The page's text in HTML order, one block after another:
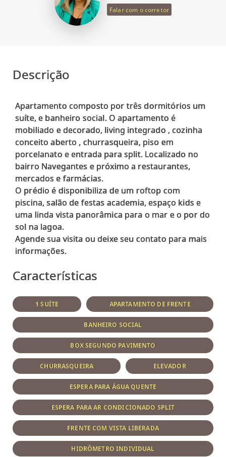
Falar com o corretor
Descrição
Apartamento composto por três dormitórios um
suíte, e banheiro social. O apartamento é
mobiliado e decorado, living integrado , cozinha
conceito aberto , churrasqueira, piso em
porcelanato e entrada para split. Localizado no
bairro Navegantes e próximo a restaurantes,
mercados e farmácias.
O prédio é disponibiliza de um roftop com
piscina, salão de festas academia, espaço kids e
uma linda vista panorâmica para o mar e o por do
sol na lagoa.
Agende sua visita ou deixe seu contato para mais
informações.
Características
1 SUÍTE APARTAMENTO DE FRENTE
BANHEIRO SOCIAL
BOX SEGUNDO PAVIMENTO
CHURRASQUEIRA ELEVADOR
ESPERA PARA ÁGUA QUENTE
ESPERA PARA AR CONDICIONADO SPLIT
FRENTE COM VISTA LIBERADA
HIDRÔMETRO INDIVIDUAL